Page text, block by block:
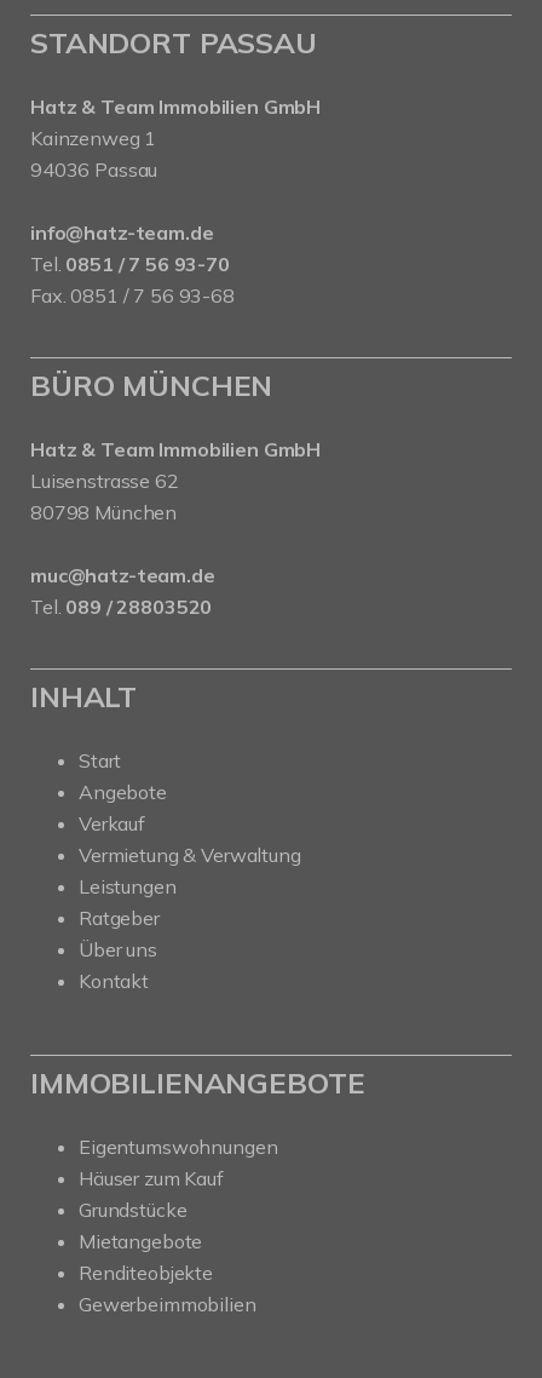
STANDORT PASSAU
Hatz & Team Immobilien GmbH
Kainzenweg 1
94036 Passau
info@hatz-team.de
Tel. 0851 / 7 56 93-70
Fax. 0851 / 7 56 93-68
BÜRO MÜNCHEN
Hatz & Team Immobilien GmbH
Luisenstrasse 62
80798 München
muc@hatz-team.de
Tel. 089 / 28803520
INHALT
Start
Angebote
Verkauf
Vermietung & Verwaltung
Leistungen
Ratgeber
Über uns
Kontakt
IMMOBILIENANGEBOTE
Eigentumswohnungen
Häuser zum Kauf
Grundstücke
Mietangebote
Renditeobjekte
Gewerbeimmobilien